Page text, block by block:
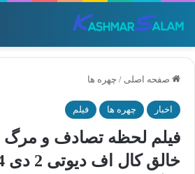
صفحه اصلی / چهره ها
اخبار چهره ها فیلم
فیلم لحظه تصادف و مرگ